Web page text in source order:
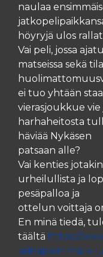
naulaa
höyryjä ulos
Vai peli, jossa
matseissa sekä
ei tuo yhtään
vierasjoukkue
harhaheitosta
häviää Nykäsen
patsaan alle?
Vai kenties
urheilullista ja
pesäpalloa ja
ottelun voittaja
En minä tiedä,
täältä https://
seinajoen-maila-